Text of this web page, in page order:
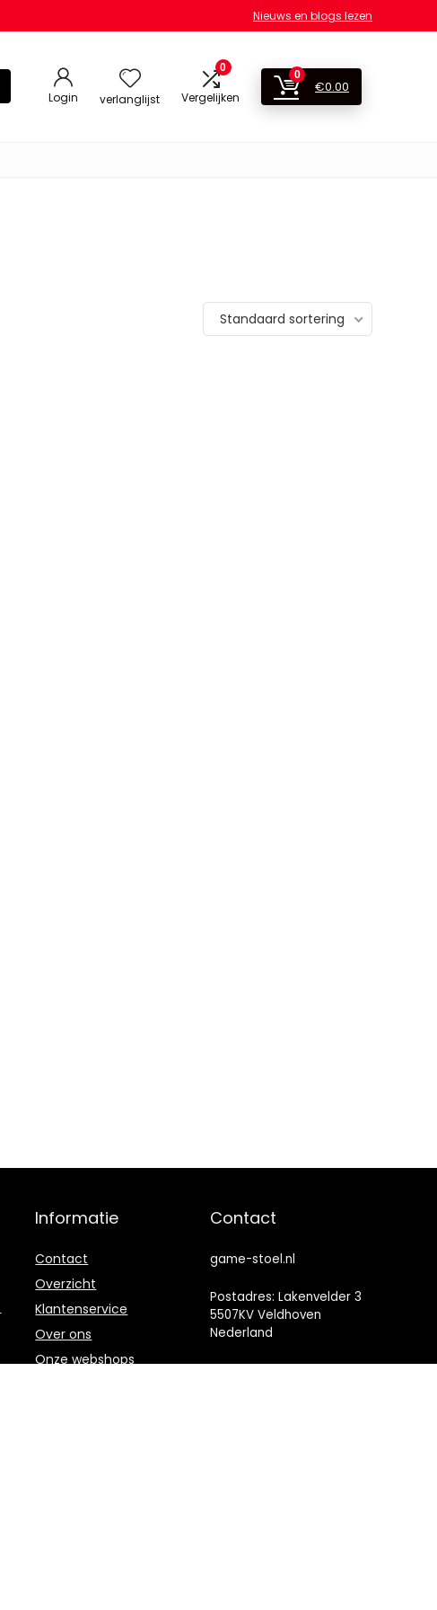
Nieuws en blogs lezen
Login verlanglijst
0
Vergelijken
0
€0.00
Standaard sortering
Informatie
Contact
Overzicht
Klantenservice
Over ons
Onze webshops
Contact
game-stoel.nl
Postadres: Lakenvelder 3
5507KV Veldhoven
Nederland